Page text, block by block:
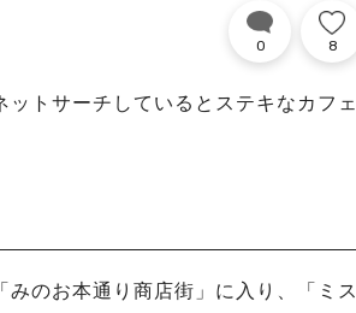
0 8
トサーチしているとステキなカフェ
のお本通り商店街」に入り、「ミス